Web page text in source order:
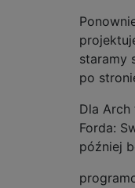
staramy
po
Dla Arch
Forda:
później